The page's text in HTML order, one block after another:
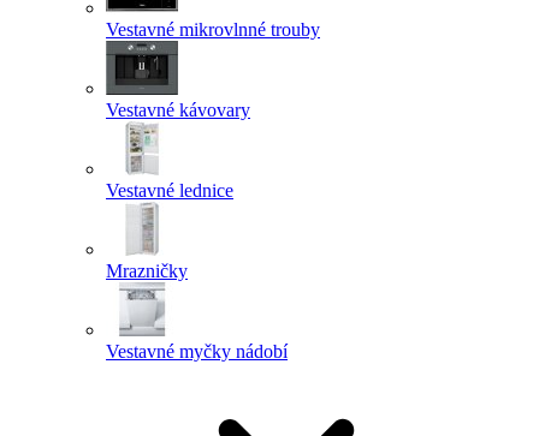
Vestavné mikrovlnné trouby
Vestavné kávovary
Vestavné lednice
Mrazničky
Vestavné myčky nádobí